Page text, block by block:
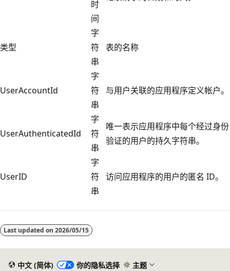
时
间
类型
字
符
串
表的名称
UserAccountId
字
符
串
与用户关联的应用程序定义帐户。
UserAuthenticatedId
字
符
串
唯一表示应用程序中每个经过身份
验证的用户的持久字符串。
UserID
字
符
串
访问应用程序的用户的匿名 ID。
Last updated on 2026/05/15
中文 (简体) 你的隐私选择 主题